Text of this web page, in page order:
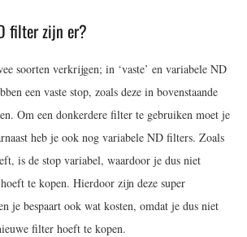
filter zijn er?
soorten verkrijgen; in ‘vaste’ en variabele ND
een vaste stop, zoals deze in bovenstaande
Om een donkerdere filter te gebruiken moet je
heb je ook nog variabele ND filters. Zoals
is de stop variabel, waardoor je dus niet
te kopen. Hierdoor zijn deze super
je bespaart ook wat kosten, omdat je dus niet
filter hoeft te kopen.